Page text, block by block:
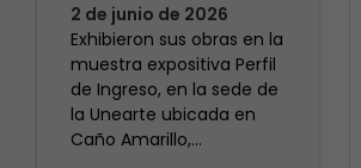
2 de junio de 2026
Exhibieron sus obras en la
muestra expositiva Perfil
de Ingreso, en la sede de
la Unearte ubicada en
Caño Amarillo,…